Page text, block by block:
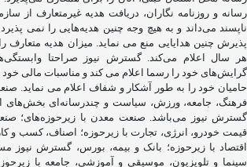
رسانه و روزنامه ‌نگاران، دریافت هدیه غیرمتعارف از
ناپسند می‌داند و به ‌هیچ ‌وجه چنین هدیه‌هایی را نمی
پذیرش چنین هدایایی منع می نماید. میزان هدیه متعارف
هر سال اعلام می‌کند. گسترش نیوز صراحتا
گرایش‌های خود را رسما اعلام می کند و مناسبات مالی خود
حامیان خود را به ‌طور آشکار و شفاف اعلام می نماید.
فرهنگ، جامعه، ورزش، سیاست و چندرسانه‌ای
گسترش نیوز می‌باشد. صنعت معدن با زیرحوزه‌های؛
قیمت خودرو، انرژی، تجارت با زیرحوزه؛ اصناف، کسب و
اقتصاد با زیرحوزه؛ بانک و بیمه، بورس، گسترش نیوز
سینما و تلویزیون، موسیقی و آموزشی، جامعه با